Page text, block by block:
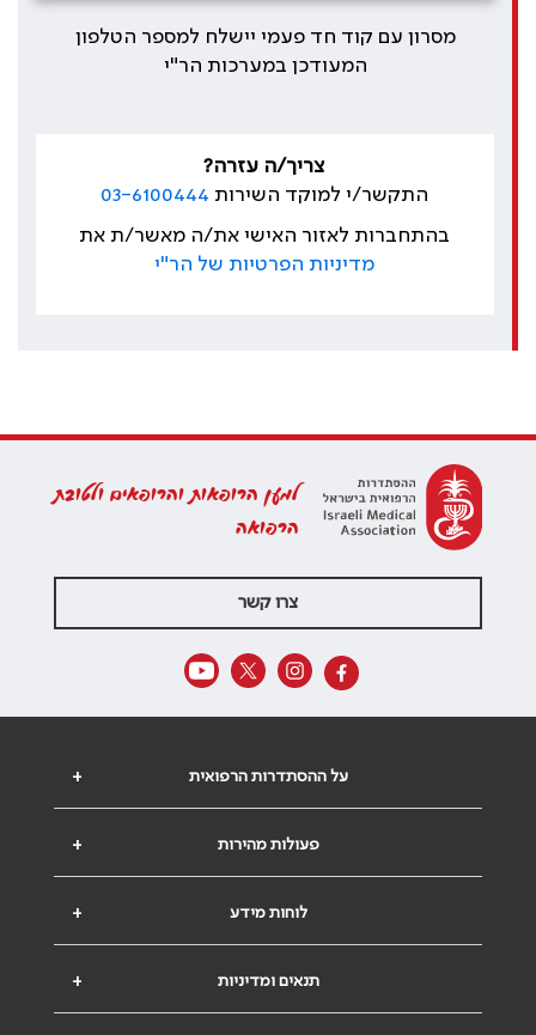
מסרון עם קוד חד פעמי יישלח למספר הטלפון
המעודכן במערכות הר"י
צריך/ה עזרה?
התקשר/י למוקד השירות 03-6100444
בהתחברות לאזור האישי את/ה מאשר/ת את
מדיניות הפרטיות של הר"י
למען הרופאות והרופאים ולטובת
הרפואה
צרו קשר
+ על ההסתדרות הרפואית
+ פעולות מהירות
+ לוחות מידע
+ תנאים ומדיניות